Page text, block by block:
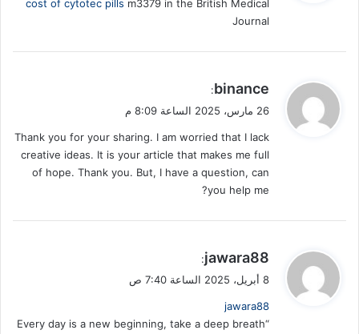
ل cost of cytotec pills m3379 in the British Medical
Journal
ي
ق
ل
binance
:
26 مارس، 2025 الساعة 8:09 م
Thank you for your sharing. I am worried that I lack
creative ideas. It is your article that makes me full
of hope. Thank you. But, I have a question, can
you help me?
ي
ق
ل
jawara88
:
8 أبريل، 2025 الساعة 7:40 ص
jawara88
“Every day is a new beginning, take a deep breath